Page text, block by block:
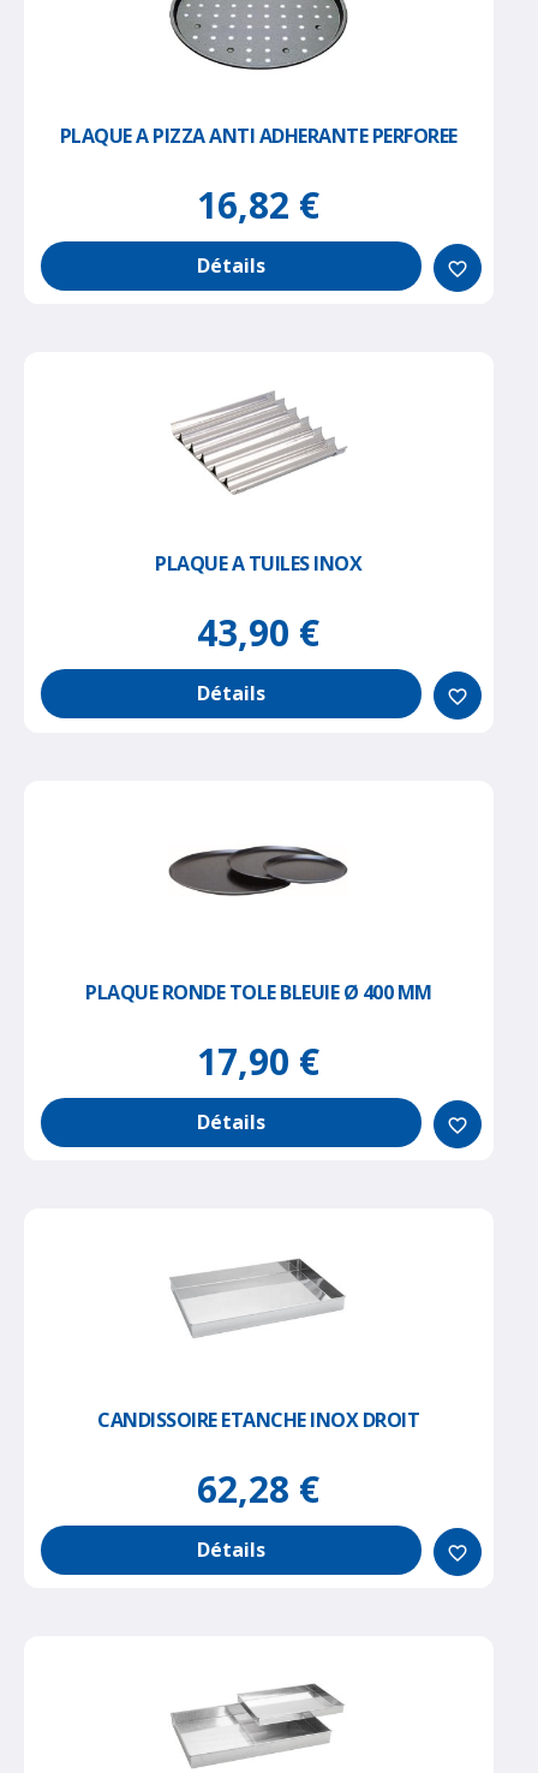
PLAQUE A PIZZA ANTI ADHERANTE PERFOREE
16,82 €
Détails favorite_border
PLAQUE A TUILES INOX
43,90 €
Détails favorite_border
PLAQUE RONDE TOLE BLEUIE Ø 400 MM
17,90 €
Détails favorite_border
CANDISSOIRE ETANCHE INOX DROIT
62,28 €
Détails favorite_border